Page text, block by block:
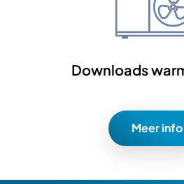
Downloads
Meer info